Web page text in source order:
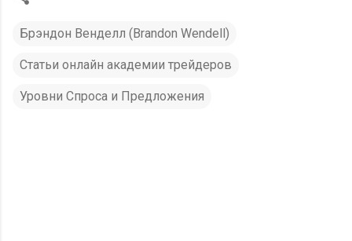
Брэндон Венделл (Brandon Wendell)
Статьи онлайн академии трейдеров
Уровни Спроса и Предложения